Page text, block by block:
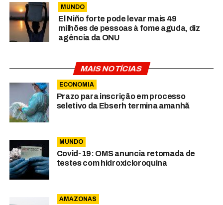
MUNDO
El Niño forte pode levar mais 49
milhões de pessoas à fome aguda, diz
agência da ONU
MAIS NOTÍCIAS
ECONOMIA
Prazo para inscrição em processo
seletivo da Ebserh termina amanhã
MUNDO
Covid-19: OMS anuncia retomada de
testes com hidroxicloroquina
AMAZONAS